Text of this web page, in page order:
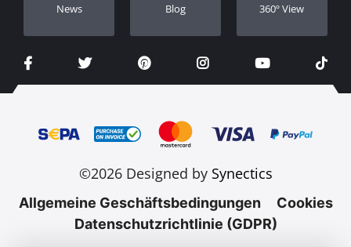
Νews Blog 360º View
©2026 Designed by Synectics
Allgemeine Geschäftsbedingungen
Cookies
Datenschutzrichtlinie (GDPR)